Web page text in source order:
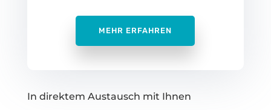
MEHR ERFAHREN
In direktem Austausch mit Ihnen